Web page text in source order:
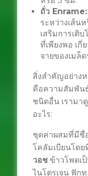
ถั่ว Enrame:
ระหว่างเส้น
เสริมการเติ
ที่เพียงพอ เกี่
จายของเมล็
สิ่งสำคัญอย่าง
คือความสัมพัน
ชนิดอื่น เราม
อะไร:
ชุดค่าผสมที่มีชื่
โคลัมเบียนโดย
วอชข้าวโพดเ
ไนโตรเจน ฟัก